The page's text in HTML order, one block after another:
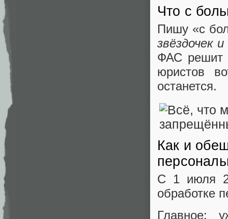
Что с
Пишу «с
звёздочек
ФАС решит
юристов
останется.
Как и
С 1 июля
обработке
Главное: